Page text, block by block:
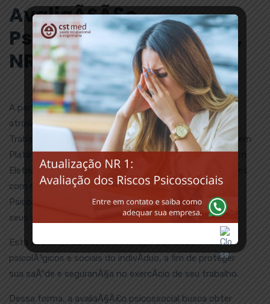
AvaliaÃ§Ã£o
Psicossocial â€“ NR-33,
NR-35, NR-10
A partir do disposto pelo MinistÃ©rio do Trabalho,
atravÃ©s das Normas Regulamentadoras NR 33 â€“
Trabalhos em EspaÃ§os Confinados, NR 35 – Trabalho em
Plataforma Articulada e Altura, e NR 10 â€“ ServiÃ§os em
Eletricidade, trabalhadores que exerÃ§am suas atividades
com esses riscos, devem realizar a AvaliaÃ§Ã£o
Psicossocial antes do inÃ­cio de suas atividades, e em
seus exames periÃ³dicos.
Esta avaliaÃ§Ã£o busca investigar aspectos
psicolÃ³gicos e sociais do indivÃ­duo, a fim de proteger
sua saÃºde e seguranÃ§a no exercÃ­cio de seu trabalho.
Dessa forma, a avaliaÃ§Ã£o psicossocial busca obter